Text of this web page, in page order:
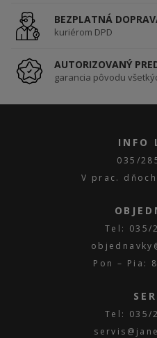
BEZPLATNÁ
kuriérom DPD
AUTORIZOVANÝ
garancia pôvodu
INFO
035/
V prac.
Tel: 035/
Pon – Pia:
Tel: 035/